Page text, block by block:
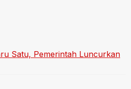
Satu, Pemerintah Luncurkan